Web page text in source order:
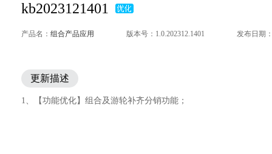
kb2023121401
产品名： 组合产品应用 版本号：1.0.202312.1401 发布日期
更新描述
1、【功能优化】组合及游轮补齐分销功能；